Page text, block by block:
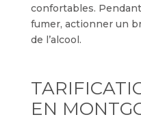
confortables.
fumer, actionner un
de l’alcool.
EN